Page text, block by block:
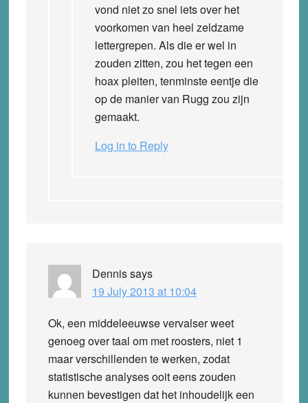
vond niet zo snel iets over het
voorkomen van heel zeldzame
lettergrepen. Als die er wel in
zouden zitten, zou het tegen een
hoax pleiten, tenminste eentje die
op de manier van Rugg zou zijn
gemaakt.
Log in to Reply
Dennissays
19 July 2013 at 10:04
Ok, een middeleeuwse vervalser weet
genoeg over taal om met roosters, niet 1
maar verschillenden te werken, zodat
statistische analyses ooit eens zouden
kunnen bevestigen dat het inhoudelijk een